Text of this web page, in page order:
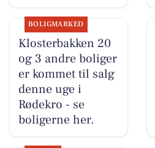
BOLIGMARKED
Klosterbakken 20
og 3 andre boliger
er kommet til salg
denne uge i
Rødekro - se
boligerne her.